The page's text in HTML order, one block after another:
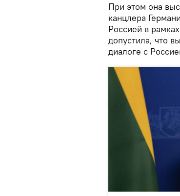
При этом она
канцлера
Россией в
допустила, что
диалоге с